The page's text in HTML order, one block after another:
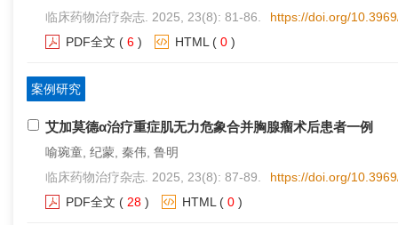
临床药物治疗杂志. 2025, 23(8): 81-86.
https://doi.org/
PDF全文 ( 6 ) HTML ( 0 )
案例研究
艾加莫德α治疗重症肌无力危象合并胸腺瘤术后患者一例
喻琬童, 纪蒙, 秦伟, 鲁明
临床药物治疗杂志. 2025, 23(8): 87-89.
https://doi.org/
PDF全文 ( 28 ) HTML ( 0 )